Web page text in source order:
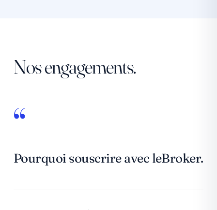
Nos engagements.
Pourquoi souscrire avec leBroker.